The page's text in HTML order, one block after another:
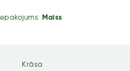
Iepakojums Maiss
Krāsa